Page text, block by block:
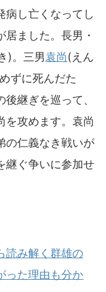
病し亡くなってし
ました。長男・
)。三男袁尚(えん
ずに死んだた
継ぎを巡って、
を攻めます。袁尚
の仁義なき戦いが
継ぐ争いに参加せ
読み解く群雄の
った理由も分か